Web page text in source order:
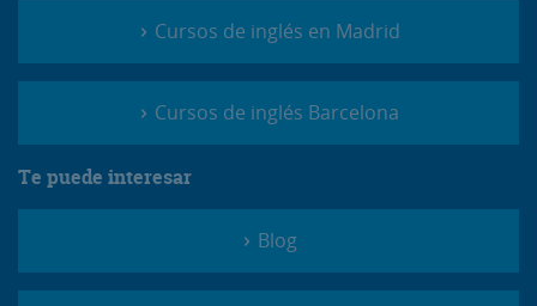
Cursos de inglés en Madrid
Cursos de inglés Barcelona
Te puede interesar
Blog